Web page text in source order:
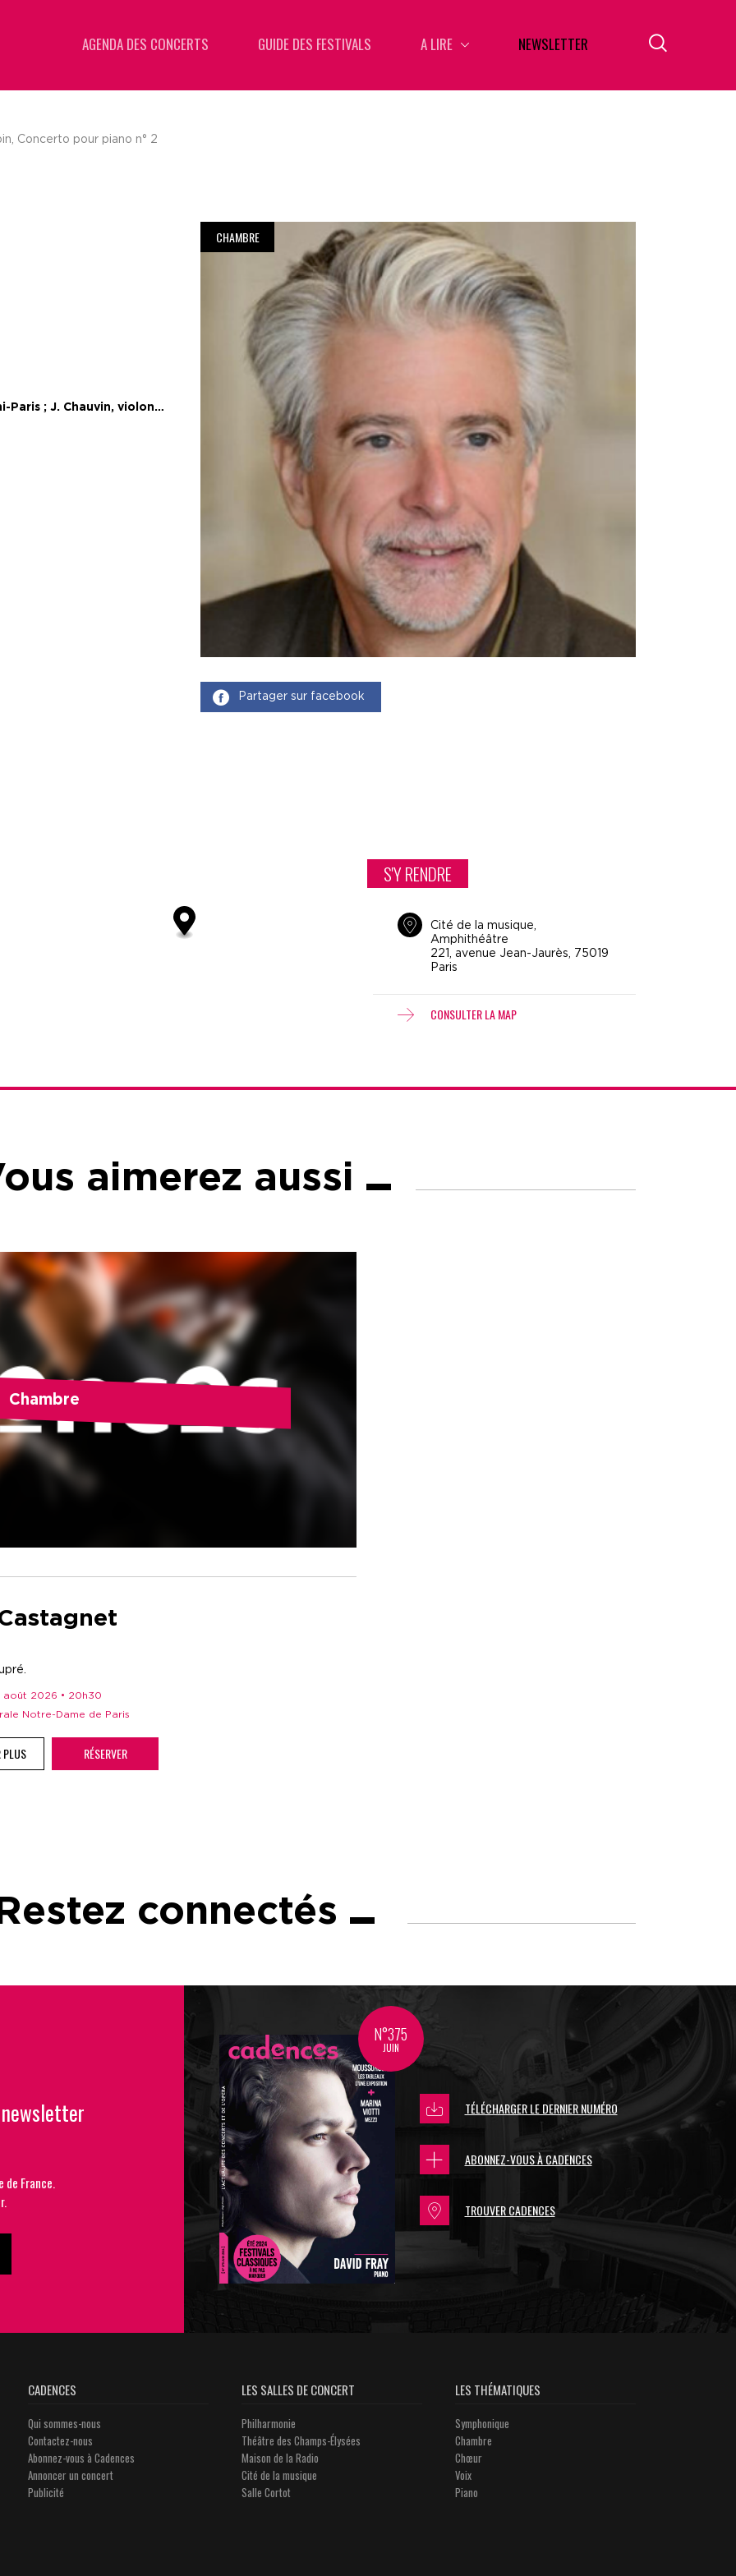
AGENDA DES CONCERTS GUIDE DES FESTIVALS A LIRE NEWSLETTER
Concerto pour piano n° 2
Paris ; J. Chauvin, violon…
CHAMBRE
Partager sur facebook
S'Y RENDRE
Cité de la musique,
Amphithéâtre
221, avenue Jean-Jaurès, 75019
Paris
CONSULTER LA MAP
aimerez aussi
Chambre
août 2026 • 20h30
Notre-Dame de Paris
PLUS RÉSERVER
connectés
de France.
N°375
JUIN
TÉLÉCHARGER LE DERNIER NUMÉRO
ABONNEZ-VOUS À CADENCES
TROUVER CADENCES
CADENCES
Qui sommes-nous
Contactez-nous
Abonnez-vous à Cadences
Annoncer un concert
Publicité
LES SALLES DE CONCERT
Philharmonie
Théâtre des Champs-Élysées
Maison de la Radio
Cité de la musique
Salle Cortot
LES THÉMATIQUES
Symphonique
Chambre
Chœur
Voix
Piano